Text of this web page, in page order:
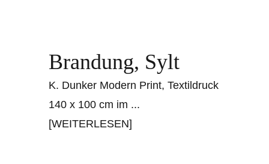
Brandung, Sylt
K. Dunker Modern Print, Textildruck
140 x 100 cm im ...
[WEITERLESEN]